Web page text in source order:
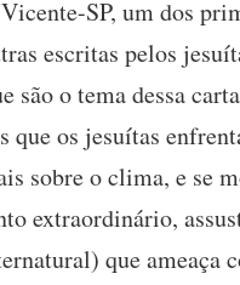
SP, um dos
escritas pelos
são o tema dessa
que os jesuítas
sobre o clima, e se
extraordinário,
que ameaça